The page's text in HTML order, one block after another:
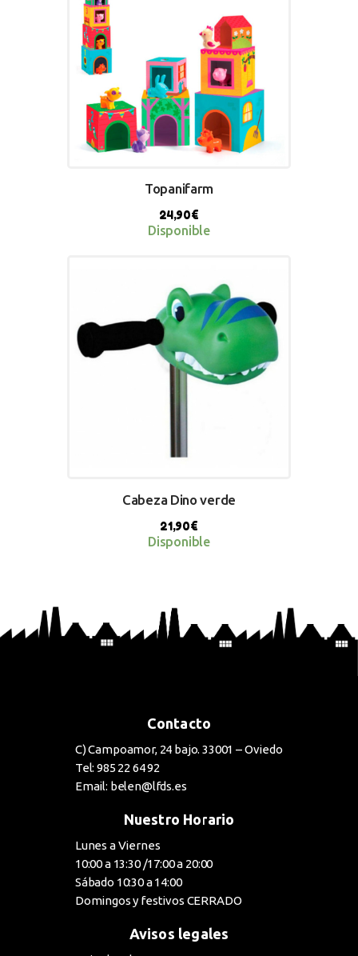
Topanifarm
24,90€
Disponible
Cabeza Dino verde
21,90€
Disponible
Contacto
C) Campoamor, 24 bajo. 33001 – Oviedo
Tel: 985 22 64 92
Email: belen@lfds.es
Nuestro Horario
Lunes a Viernes
10:00 a 13:30 /17:00 a 20:00
Sábado 10:30 a 14:00
Domingos y festivos CERRADO
Avisos legales